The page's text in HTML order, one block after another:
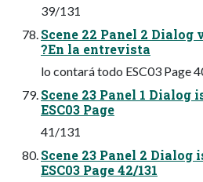
39/131
Scene 22 Panel 2
?En la entrevista
lo contará todo ESC03 Page
Scene 23 Panel 1 Dialog
ESC03 Page
41/131
Scene 23 Panel 2 Dialog
ESC03 Page 42/131